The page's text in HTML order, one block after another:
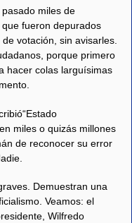
miles de
fueron depurados
votación, sin avisarles.
porque primero
hacer colas larguísimas
miles o quizás millones
de reconocer su error
Demuestran una
Veamos: el
Wilfredo